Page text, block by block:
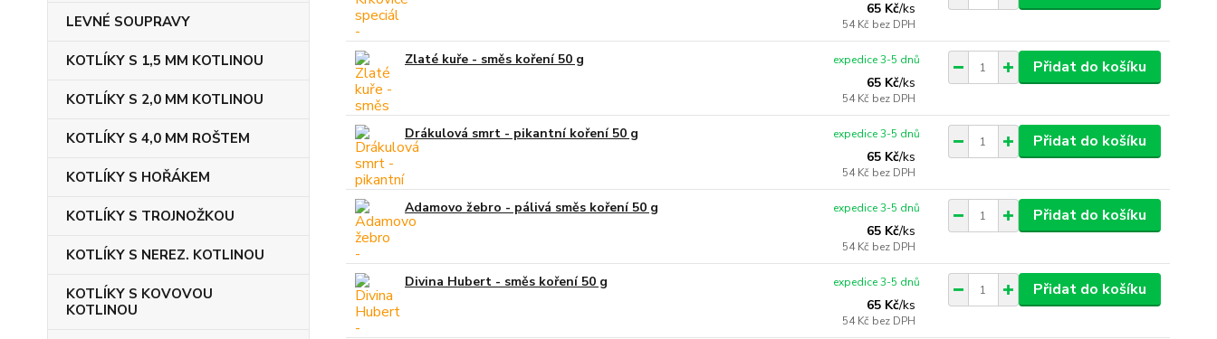
LEVNÉ SOUPRAVY
KOTLÍKY S 1,5 MM KOTLINOU
KOTLÍKY S 2,0 MM KOTLINOU
KOTLÍKY S 4,0 MM ROŠTEM
KOTLÍKY S HOŘÁKEM
KOTLÍKY S TROJNOŽKOU
KOTLÍKY S NEREZ. KOTLINOU
KOTLÍKY S KOVOVOU
KOTLINOU
65 Kč/ks
54 Kč bez DPH
Zlaté kuře - směs koření 50 g
65 Kč/ks
54 Kč bez DPH
expedice 3-5 dnů Přidat do košíku
Drákulová smrt - pikantní koření 50 g
65 Kč/ks
54 Kč bez DPH
expedice 3-5 dnů Přidat do košíku
Adamovo žebro - pálivá směs koření 50 g
65 Kč/ks
54 Kč bez DPH
expedice 3-5 dnů Přidat do košíku
Divina Hubert - směs koření 50 g
65 Kč/ks
54 Kč bez DPH
expedice 3-5 dnů Přidat do košíku